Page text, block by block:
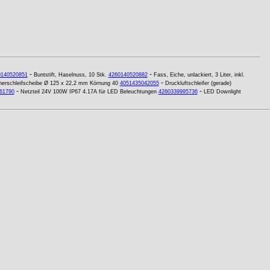
- Buntstift, Haselnuss, 10 Stk. 4260140520882- Fass, Eiche, unlackiert, 3 Liter, inkl.
Ø 125 x 22,2 mm Körnung 40 4051435042055- Druckluftschleifer (gerade)
- Netzteil 24V 100W IP67 4.17A für LED Beleuchtungen 4260339995736- LED Downlight